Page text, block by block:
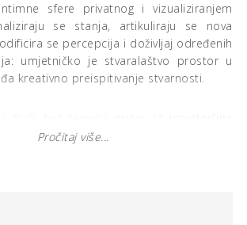
sfere privatnog i vizualiziranjem
se stanja, artikuliraju se nova
se percepcija i doživljaj određenih
umjetničko je stvaralaštvo prostor u
kreativno preispitivanje stvarnosti.
se detalju iščitava dublje
Pročitaj više...